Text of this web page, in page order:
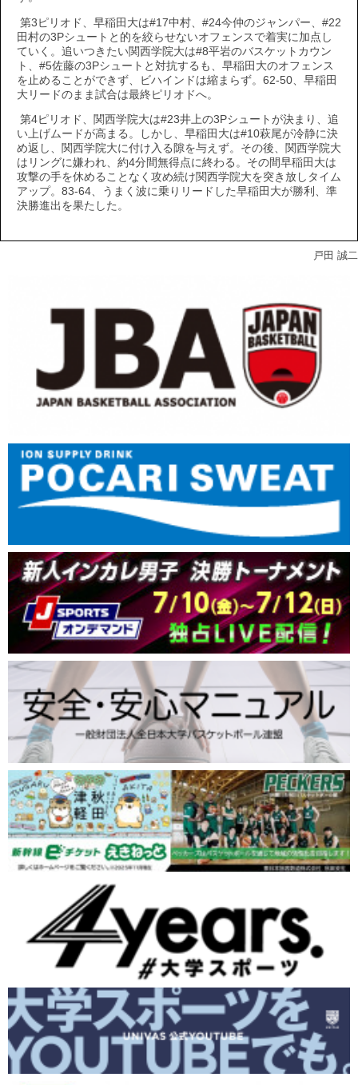
第3ピリオド、早稲田大は#17中村、#24今仲のジャンパー、#22
田村の3Pシュートと的を絞らせないオフェンスで着実に加点し
ていく。追いつきたい関西学院大は#8平岩のバスケットカウン
ト、#5佐藤の3Pシュートと対抗するも、早稲田大のオフェンス
を止めることができず、ビハインドは縮まらず。62-50、早稲田
大リードのまま試合は最終ピリオドへ。
第4ピリオド、関西学院大は#23井上の3Pシュートが決まり、追
い上げムードが高まる。しかし、早稲田大は#10萩尾が冷静に決
め返し、関西学院大に付け入る隙を与えず。その後、関西学院大
はリングに嫌われ、約4分間無得点に終わる。その間早稲田大は
攻撃の手を休めることなく攻め続け関西学院大を突き放しタイム
アップ。83-64、うまく波に乗りリードした早稲田大が勝利、準
決勝進出を果たした。
戸田 誠二